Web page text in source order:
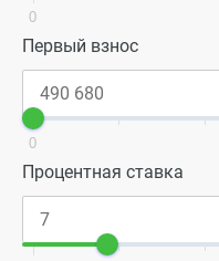
0
Первый взнос
0
Процентная ставка